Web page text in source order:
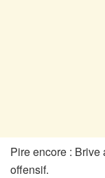
Pire encore : Brive
offensif.